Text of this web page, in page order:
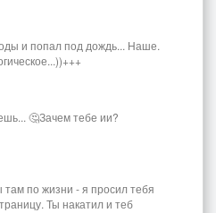
и попал под дождь... Наше.
🤔Зачем тебе ии?
там по жизни - я просил тебя
Ты накатил и теб